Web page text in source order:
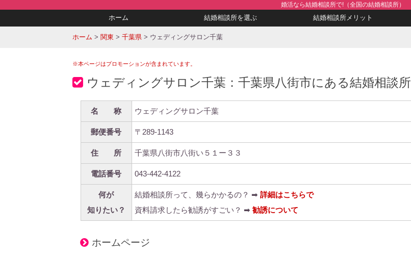
婚活なら結婚相談所で!（全国の結婚相談所）
ホーム 結婚相談所を選ぶ 結婚相談所メリット
ホーム > 関東 > 千葉県 > ウェディングサロン千葉
※本ページはプロモーションが含まれています。
ウェディングサロン千葉：千葉県八街市にある結婚相談所
名 称 ウェディングサロン千葉
郵便番号 〒289-1143
住 所 千葉県八街市八街い５１ー３３
電話番号 043-442-4122
何が
知りたい？
結婚相談所って、幾らかかるの？ ➡ 詳細はこちらで
資料請求したら勧誘がすごい？ ➡ 勧誘について
ホームページ